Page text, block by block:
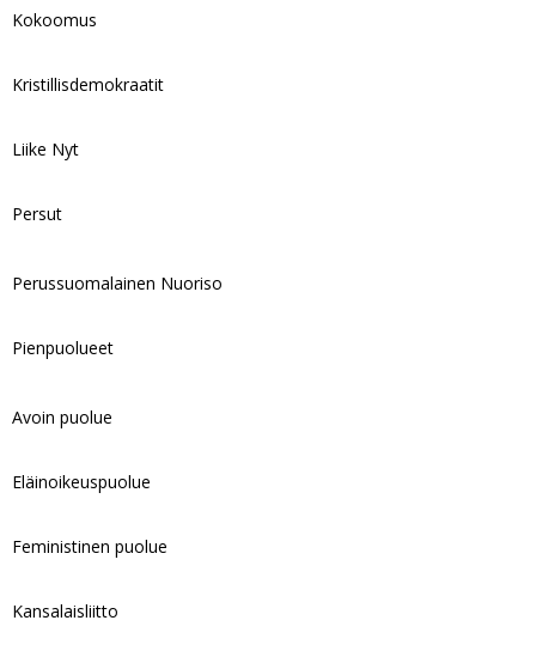
Kokoomus
Kristillisdemokraatit
Liike Nyt
Persut
Perussuomalainen Nuoriso
Pienpuolueet
Avoin puolue
Eläinoikeuspuolue
Feministinen puolue
Kansalaisliitto